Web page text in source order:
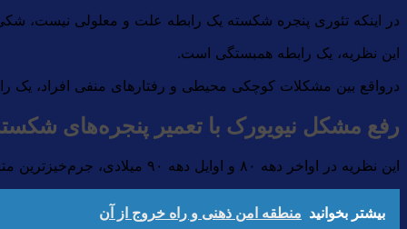
در اینکه تئوری پنجره شکسته یک رابطه علت و معلولی نیست،
این نظریه، یک رابطه همبستگی است.
درواقع بین مشکلات کوچکی محیطی و رفتارهای منفی افراد، یک
رفع مشکل نیویورک با تعمیر پنجره‌های
این نظریه در اواخر دهه ۸۰ و اوایل دهه ۹۰ میلادی، جرم‌خیز‌ترین متری آن زمان را نجات داد.
بیشتر بخوانید منطقه امن ذهنی و راه‌ خروج از آن